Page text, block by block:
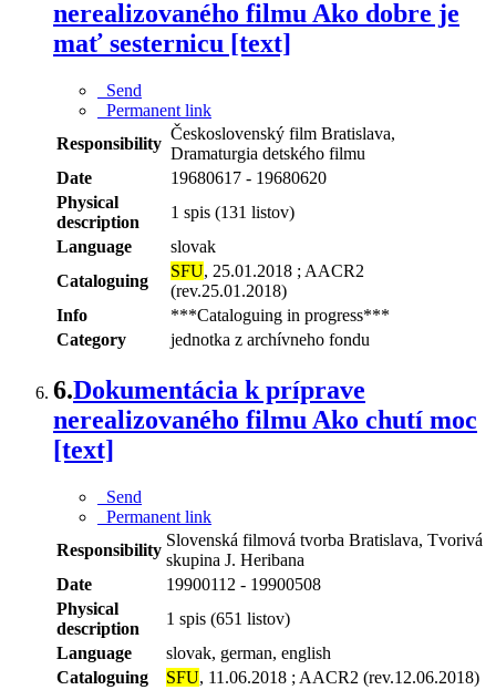
nerealizovaného filmu Ako dobre je
mať sesternicu [text]
Send
Permanent link
Responsibility
Československý film Bratislava,
Dramaturgia detského filmu
Date
19680617 - 19680620
Physical
description
1 spis (131 listov)
Language
slovak
Cataloguing
SFU, 25.01.2018 ; AACR2
(rev.25.01.2018)
Info
***Cataloguing in progress***
Category
jednotka z archívneho fondu
6.Dokumentácia k príprave
nerealizovaného filmu Ako chutí moc
[text]
Send
Permanent link
Responsibility
Slovenská filmová tvorba Bratislava, Tvorivá
skupina J. Heribana
Date
19900112 - 19900508
Physical
description
1 spis (651 listov)
Language
slovak, german, english
Cataloguing
SFU, 11.06.2018 ; AACR2 (rev.12.06.2018)